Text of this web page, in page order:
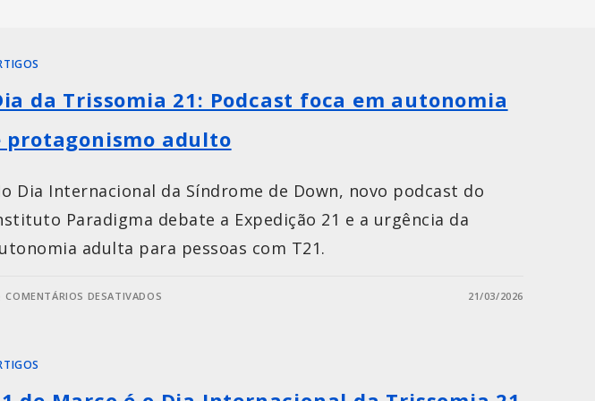
da Trissomia 21: Podcast foca em autonomia
protagonismo adulto
Dia Internacional da Síndrome de Down, novo podcast do
Paradigma debate a Expedição 21 e a urgência da
adulta para pessoas com T21.
COMENTÁRIOS DESATIVADOS 21/03/2026